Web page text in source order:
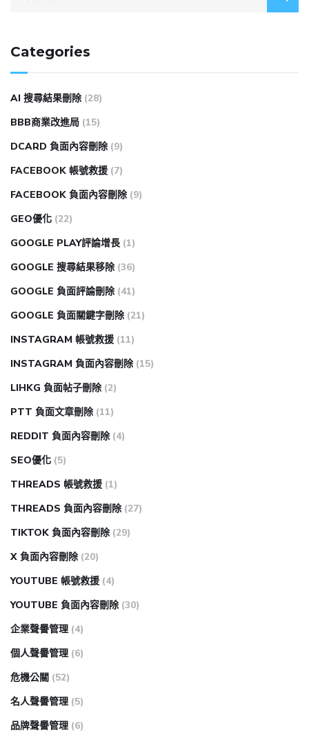
Categories
AI 搜尋結果刪除 (28)
BBB商業改進局 (15)
DCARD 負面內容刪除 (9)
FACEBOOK 帳號救援 (7)
FACEBOOK 負面內容刪除 (9)
GEO優化 (22)
GOOGLE PLAY評論增長 (1)
GOOGLE 搜尋結果移除 (36)
GOOGLE 負面評論刪除 (41)
GOOGLE 負面關鍵字刪除 (21)
INSTAGRAM 帳號救援 (11)
INSTAGRAM 負面內容刪除 (15)
LIHKG 負面帖子刪除 (2)
PTT 負面文章刪除 (11)
REDDIT 負面內容刪除 (4)
SEO優化 (5)
THREADS 帳號救援 (1)
THREADS 負面內容刪除 (27)
TIKTOK 負面內容刪除 (29)
X 負面內容刪除 (20)
YOUTUBE 帳號救援 (4)
YOUTUBE 負面內容刪除 (30)
企業聲譽管理 (4)
個人聲譽管理 (6)
危機公關 (52)
名人聲譽管理 (5)
品牌聲譽管理 (6)